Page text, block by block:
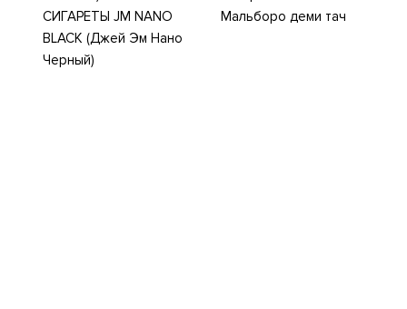
СИГАРЕТЫ JM NANO
BLACK (Джей Эм Нано
Черный)
Мальборо деми тач